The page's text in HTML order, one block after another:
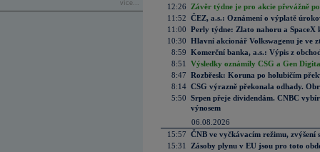
více...
12:26
Závěr týdne je pro akcie převážně
11:52 ČEZ, a.s.: Oznámení o výplatě
11:00 Perly týdne: Zlato nahoru a SpaceX
10:30 Hlavní akcionář Volkswagenu je ve
8:59 Komerční banka, a.s.: Výpis z
8:51
Výsledky oznámily CSG a Gen
8:47 Rozbřesk: Koruna po holubičím
8:14 CSG výrazně překonala odhady.
5:50 Srpen přeje dividendám. CNBC
výnosem
06.08.2026
15:57 ČNB ve vyčkávacím režimu, zvýšení
15:31
Zásoby plynu v EU jsou pro toto